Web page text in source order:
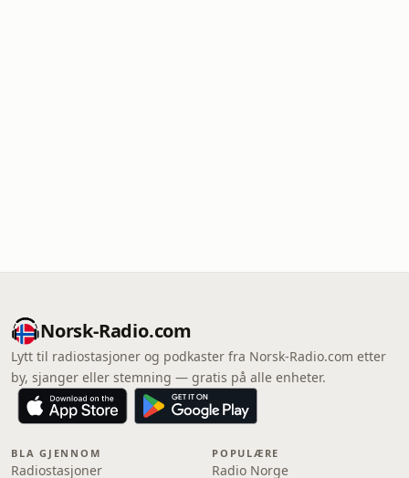
Norsk-Radio.com
Lytt til radiostasjoner og podkaster fra Norsk-Radio.com etter
by, sjanger eller stemning — gratis på alle enheter.
BLA GJENNOM
Radiostasjoner
POPULÆRE
Radio Norge